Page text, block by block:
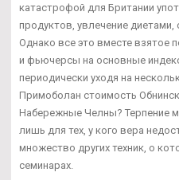
катастрофой для Британии
продуктов, увлечение диетами,
Однако все это вместе взятое
и фьючерсы на основные
периодически уходя на
Примоболан стоимость
Набережные Челны? Терпение
лишь для тех, у кого вера
множество других техник, о
семинарах.